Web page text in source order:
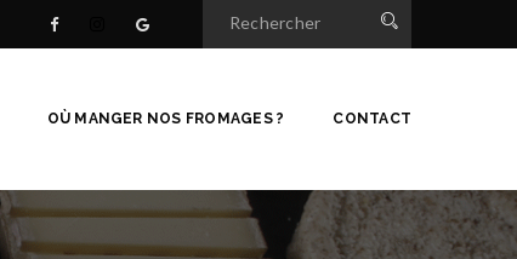
OÙ MANGER NOS FROMAGES ? CONTACT